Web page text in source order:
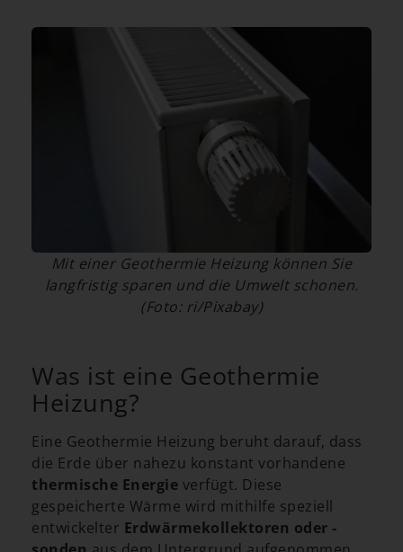
Mit einer Geothermie Heizung können Sie
langfristig sparen und die Umwelt schonen.
(Foto: ri/Pixabay)
Was ist eine Geothermie
Heizung?
Eine Geothermie Heizung beruht darauf, dass
die Erde über nahezu konstant vorhandene
thermische Energie verfügt. Diese
gespeicherte Wärme wird mithilfe speziell
entwickelter Erdwärmekollektoren oder -